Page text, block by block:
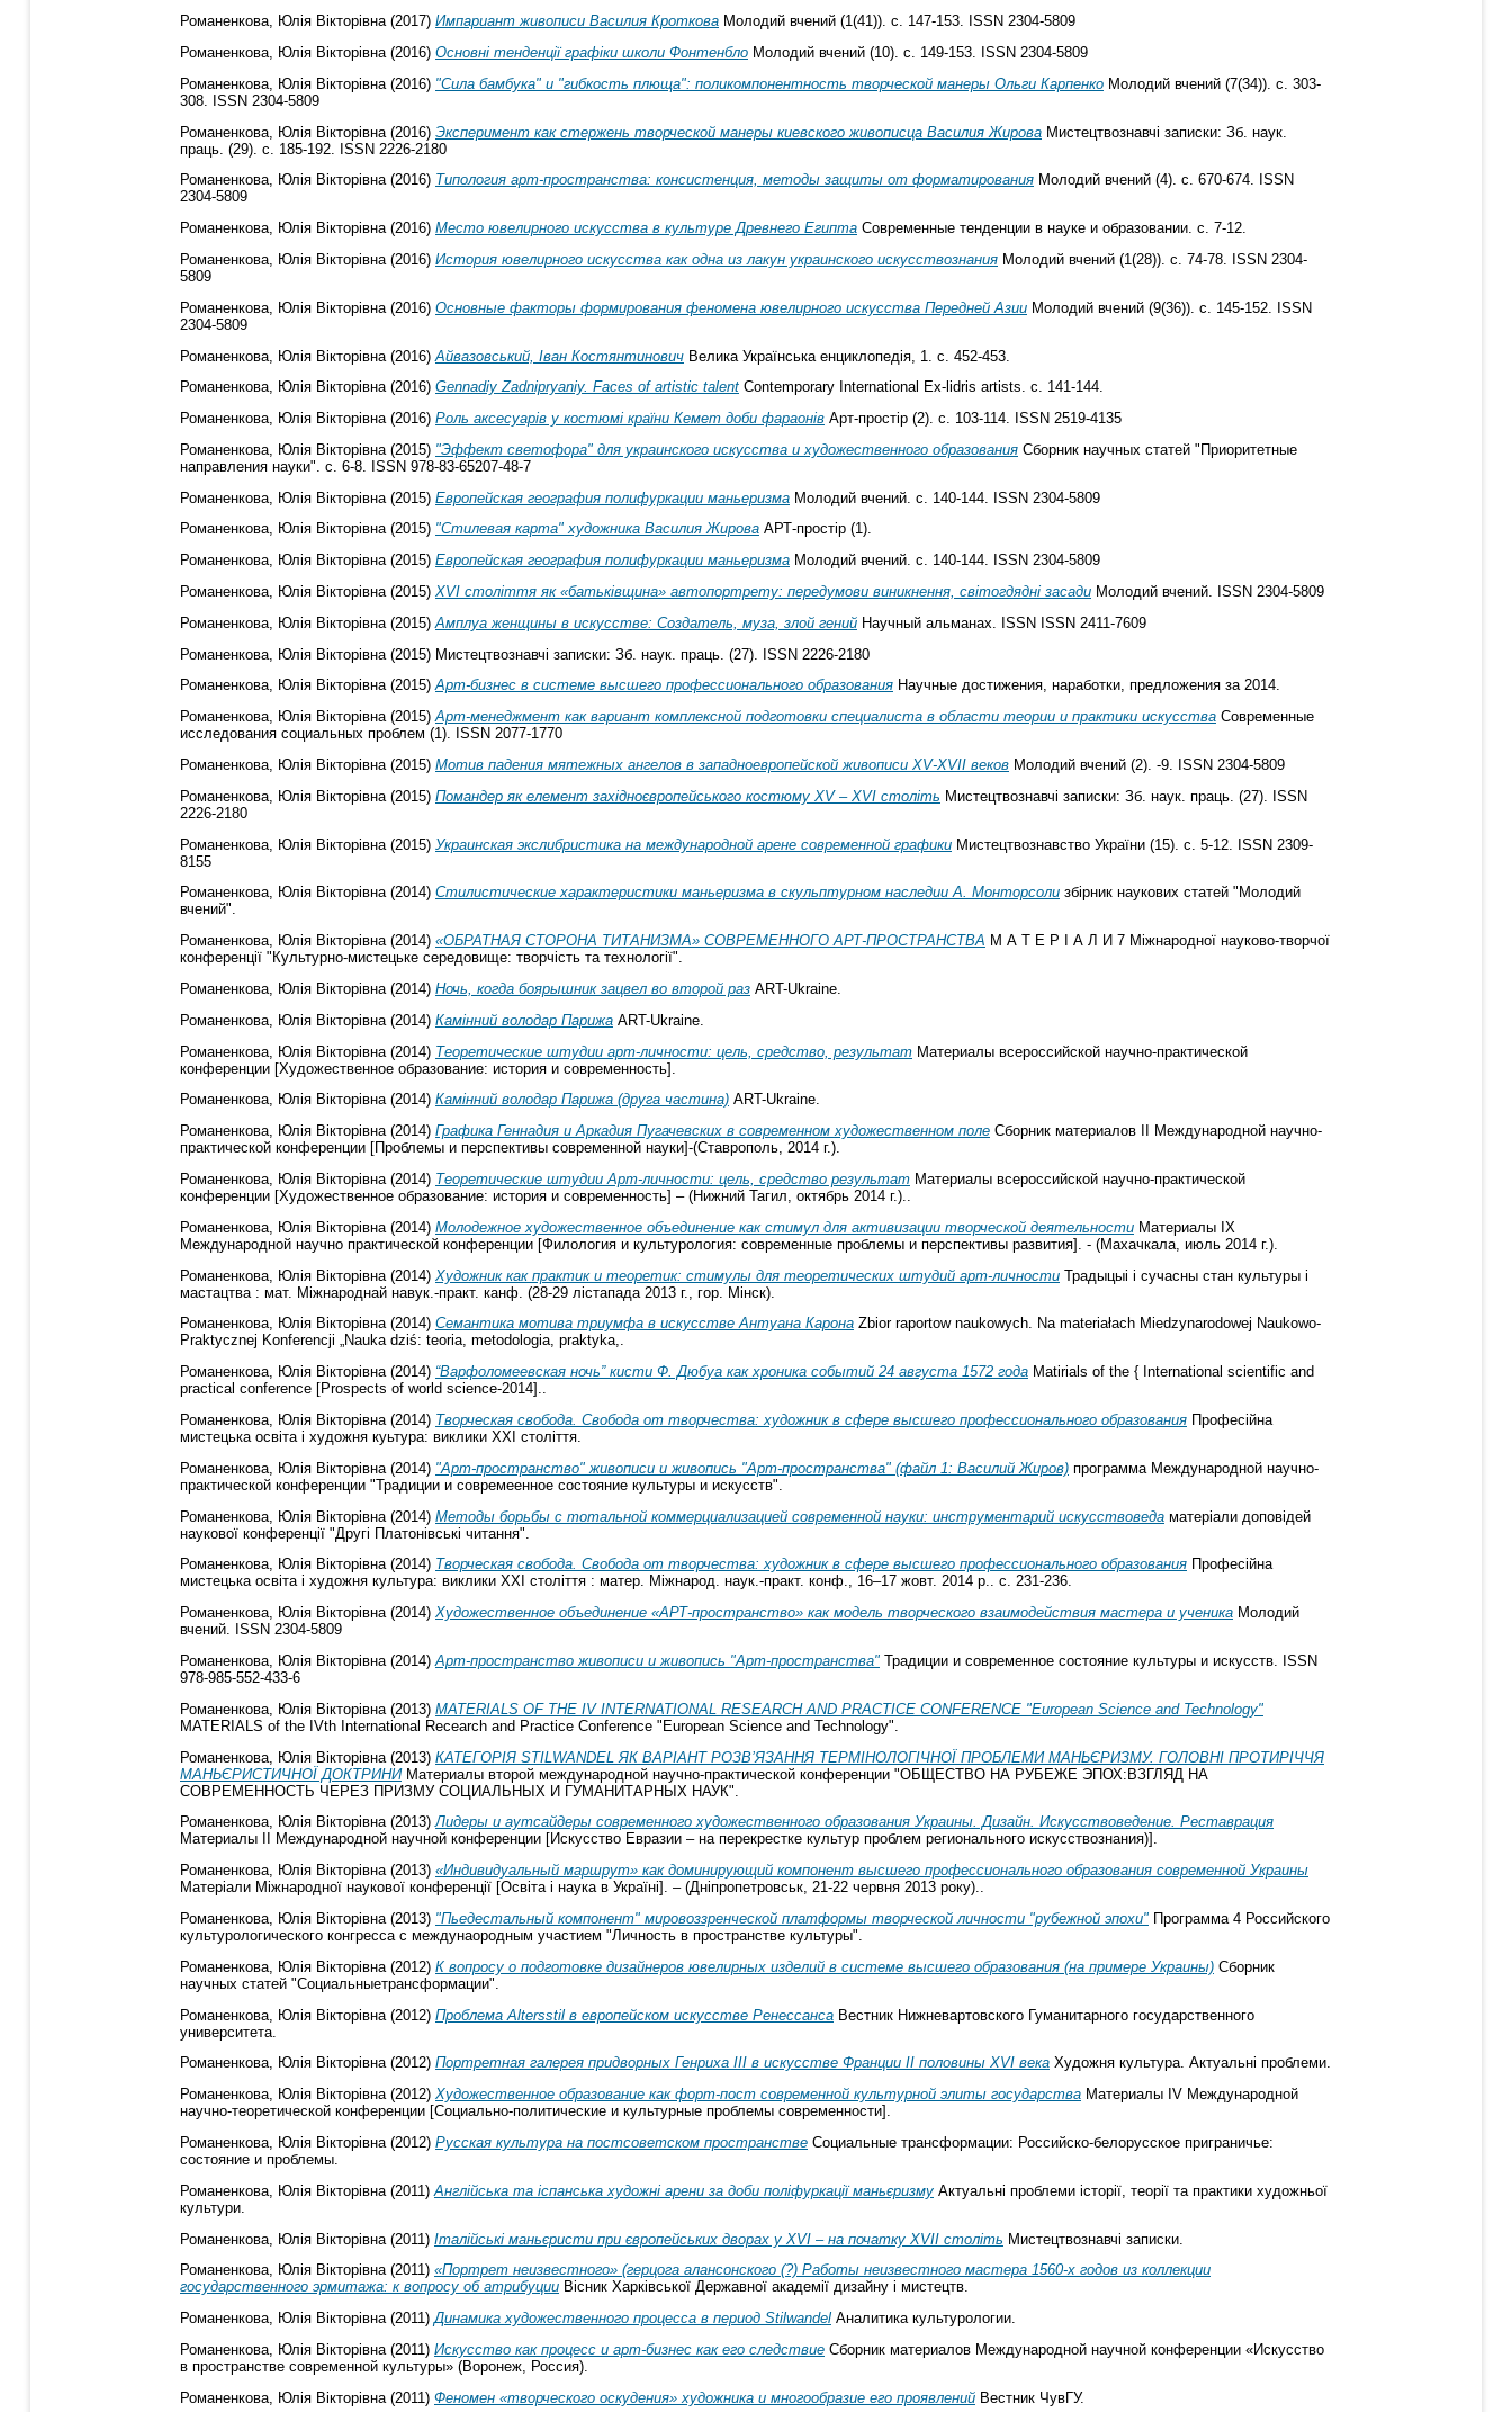
Романенкова, Юлія Вікторівна(2017) Импариант живописи Василия Кроткова Молодий вчений (1(41)). с. 147-153. ISSN 2304-5809
Романенкова, Юлія Вікторівна (2016) Основні тенденції графіки школи Фонтенбло Молодий вчений (10). с. 149-153. ISSN 2304-5809
Романенкова, Юлія Вікторівна (2016) "Сила бамбука" и "гибкость плюща": поликомпонентность творческой манеры Ольги Карпенко Молодий вчений (7(34)). с. 303-
308. ISSN 2304-5809
Романенкова, Юлія Вікторівна (2016) Эксперимент как стержень творческой манеры киевского живописца Василия Жирова Мистецтвознавчі записки: Зб. наук.
праць. (29). с. 185-192. ISSN 2226-2180
Романенкова, Юлія Вікторівна(2016) Типология арт-пространства: консистенция, методы защиты от форматирования Молодий вчений (4). с. 670-674. ISSN
2304-5809
Романенкова, Юлія Вікторівна(2016) Место ювелирного искусства в культуре Древнего Египта Современные тенденции в науке и образовании. с. 7-12.
Романенкова, Юлія Вікторівна (2016) История ювелирного искусства как одна из лакун украинского искусствознания Молодий вчений (1(28)). с. 74-78. ISSN 2304-
5809
Романенкова, Юлія Вікторівна (2016) Основные факторы формирования феномена ювелирного искусства Передней Азии Молодий вчений (9(36)). с. 145-152. ISSN
2304-5809
Романенкова, Юлія Вікторівна (2016) Айвазовський, Іван Костянтинович Велика Українська енциклопедія, 1. с. 452-453.
Романенкова, Юлія Вікторівна(2016) Gennadiy Zadnipryaniy. Faces of artistic talent Contemporary International Ex-lidris artists. с. 141-144.
Романенкова, Юлія Вікторівна(2016) Роль аксесуарів у костюмі країни Кемет доби фараонів Арт-простір (2). с. 103-114. ISSN 2519-4135
Романенкова, Юлія Вікторівна (2015) "Эффект светофора" для украинского искусства и художественного образования Сборник научных статей "Приоритетные
направления науки". с. 6-8. ISSN 978-83-65207-48-7
Романенкова, Юлія Вікторівна (2015) Европейская география полифуркации маньеризма Молодий вчений. с. 140-144. ISSN 2304-5809
Романенкова, Юлія Вікторівна(2015) "Стилевая карта" художника Василия Жирова АРТ-простір (1).
Романенкова, Юлія Вікторівна(2015) Европейская география полифуркации маньеризма Молодий вчений. с. 140-144. ISSN 2304-5809
Романенкова, Юлія Вікторівна(2015) XVI століття як «батьківщина» автопортрету: передумови виникнення, світогдядні засади Молодий вчений. ISSN 2304-5809
Романенкова, Юлія Вікторівна (2015) Амплуа женщины в искусстве: Создатель, муза, злой гений Научный альманах. ISSN ISSN 2411-7609
Романенкова, Юлія Вікторівна (2015) Мистецтвознавчі записки: Зб. наук. праць. (27). ISSN 2226-2180
Романенкова, Юлія Вікторівна(2015)Арт-бизнес в системе высшего профессионального образования Научные достижения, наработки, предложения за 2014.
Романенкова, Юлія Вікторівна(2015)Арт-менеджмент как вариант комплексной подготовки специалиста в области теории и практики искусства Современные
исследования социальных проблем (1). ISSN 2077-1770
Романенкова, Юлія Вікторівна(2015) Мотив падения мятежных ангелов в западноевропейской живописи XV-XVII веков Молодий вчений (2). -9. ISSN 2304-5809
Романенкова, Юлія Вікторівна (2015) Помандер як елемент західноєвропейського костюму XV – XVI століть Мистецтвознавчі записки: Зб. наук. праць. (27). ISSN
2226-2180
Романенкова, Юлія Вікторівна (2015) Украинская экслибристика на международной арене современной графики Мистецтвознавство України (15). с. 5-12. ISSN 2309-
8155
Романенкова, Юлія Вікторівна(2014) Стилистические характеристики маньеризма в скульптурном наследии А. Монторсоли збірник наукових статей "Молодий
вчений".
Романенкова, Юлія Вікторівна(2014) «ОБРАТНАЯ СТОРОНА ТИТАНИЗМА» СОВРЕМЕННОГО АРТ-ПРОСТРАНСТВА М А Т Е Р І А Л И 7 Міжнародної науково-творчої
конференції "Культурно-мистецьке середовище: творчість та технології".
Романенкова, Юлія Вікторівна(2014) Ночь, когда боярышник зацвел во второй раз АRT-Ukraine.
Романенкова, Юлія Вікторівна (2014) Камінний володар Парижа ART-Ukraine.
Романенкова, Юлія Вікторівна (2014) Теоретические штудии арт-личности: цель, средство, результат Материалы всероссийской научно-практической
конференции [Художественное образование: история и современность].
Романенкова, Юлія Вікторівна(2014) Камінний володар Парижа (друга частина) АRT-Ukraine.
Романенкова, Юлія Вікторівна(2014) Графика Геннадия и Аркадия Пугачевских в современном художественном поле Сборник материалов II Международной научно-
практической конференции [Проблемы и перспективы современной науки]-(Ставрополь, 2014 г.).
Романенкова, Юлія Вікторівна(2014) Теоретические штудии Арт-личности: цель, средство результат Материалы всероссийской научно-практической
конференции [Художественное образование: история и современность] – (Нижний Тагил, октябрь 2014 г.)..
Романенкова, Юлія Вікторівна (2014) Молодежное художественное объединение как стимул для активизации творческой деятельности Материалы ІХ
Международной научно практической конференции [Филология и культурология: современные проблемы и перспективы развития]. - (Махачкала, июль 2014 г.).
Романенкова, Юлія Вікторівна (2014) Художник как практик и теоретик: стимулы для теоретических штудий арт-личности Традыцыі і сучасны стан культуры і
мастацтва : мат. Міжнароднай навук.-практ. канф. (28-29 лістапада 2013 г., гор. Мінск).
Романенкова, Юлія Вікторівна(2014) Семантика мотива триумфа в искусстве Антуана Карона Zbior raportow naukowych. Na materiałach Miedzynarodowej Naukowo-
Praktycznej Konferencji „Nauka dziś: teoria, metodologia, praktyka,.
Романенкова, Юлія Вікторівна(2014) “Варфоломеевская ночь” кисти Ф. Дюбуа как хроника событий 24 августа 1572 года Matirials of the { International scientific and
practical conference [Prospects of world science-2014]..
Романенкова, Юлія Вікторівна(2014) Творческая свобода. Свобода от творчества: художник в сфере высшего профессионального образования Професійна
мистецька освіта і художня куьтура: виклики ХХІ століття.
Романенкова, Юлія Вікторівна (2014) "Арт-пространство" живописи и живопись "Арт-пространства" (файл 1: Василий Жиров) программа Международной научно-
практической конференции "Традиции и совремеенное состояние культуры и искусств".
Романенкова, Юлія Вікторівна (2014) Методы борьбы с тотальной коммерциализацией современной науки: инструментарий искусствоведа матеріали доповідей
наукової конференції "Другі Платонівські читання".
Романенкова, Юлія Вікторівна(2014) Творческая свобода. Свобода от творчества: художник в сфере высшего профессионального образования Професійна
мистецька освіта і художня культура: виклики ХХІ століття : матер. Міжнарод. наук.-практ. конф., 16–17 жовт. 2014 р.. с. 231-236.
Романенкова, Юлія Вікторівна(2014) Художественное объединение «АРТ-пространство» как модель творческого взаимодействия мастера и ученика Молодий
вчений. ISSN 2304-5809
Романенкова, Юлія Вікторівна(2014)Арт-пространство живописи и живопись "Арт-пространства" Традиции и современное состояние культуры и искусств. ISSN
978-985-552-433-6
Романенкова, Юлія Вікторівна (2013) MATERIALS OF THE IV INTERNATIONAL RESEARCH AND PRACTICE CONFERENCE "European Science and Technology"
MATERIALS of the IVth International Recearch and Practice Conference "European Science and Technology".
Романенкова, Юлія Вікторівна (2013) КАТЕГОРІЯ STILWANDEL ЯК ВАРІАНТ РОЗВ’ЯЗАННЯ ТЕРМІНОЛОГІЧНОЇ ПРОБЛЕМИ МАНЬЄРИЗМУ. ГОЛОВНІ ПРОТИРІЧЧЯ
МАНЬЄРИСТИЧНОЇ ДОКТРИНИМатериалы второй международной научно-практической конференции "ОБЩЕСТВО НА РУБЕЖЕ ЭПОХ:ВЗГЛЯД НА
СОВРЕМЕННОСТЬ ЧЕРЕЗ ПРИЗМУ СОЦИАЛЬНЫХ И ГУМАНИТАРНЫХ НАУК".
Романенкова, Юлія Вікторівна(2013)Лидеры и аутсайдеры современного художественного образования Украины. Дизайн. Искусствоведение. Реставрация
Материалы ІІ Международной научной конференции [Искусство Евразии – на перекрестке культур проблем регионального искусствознания)].
Романенкова, Юлія Вікторівна(2013) «Индивидуальный маршрут» как доминирующий компонент высшего профессионального образования современной Украины
Матеріали Міжнародної наукової конференції [Освіта і наука в Україні]. – (Дніпропетровськ, 21-22 червня 2013 року)..
Романенкова, Юлія Вікторівна (2013) "Пьедестальный компонент" мировоззренческой платформы творческой личности "рубежной эпохи" Программа 4 Российского
культурологического конгресса с междунаородным участием "Личность в пространстве культуры".
Романенкова, Юлія Вікторівна (2012) К вопросу о подготовке дизайнеров ювелирных изделий в системе высшего образования (на примере Украины) Сборник
научных статей "Социальныетрансформации".
Романенкова, Юлія Вікторівна (2012) Проблема Altersstil в европейском искусстве Ренессанса Вестник Нижневартовского Гуманитарного государственного
университета.
Романенкова, Юлія Вікторівна(2012) Портретная галерея придворных Генриха ІІІ в искусстве Франции ІІ половины XVI века Художня культура. Актуальні проблеми.
Романенкова, Юлія Вікторівна(2012) Художественное образование как форт-пост современной культурной элиты государства Материалы IV Международной
научно-теоретической конференции [Социально-политические и культурные проблемы современности].
Романенкова, Юлія Вікторівна (2012) Русская культура на постсоветском пространстве Социальные трансформации: Российско-белорусское приграничье:
состояние и проблемы.
Романенкова, Юлія Вікторівна (2011) Англійська та іспанська художні арени за доби поліфуркації маньєризму Актуальні проблеми історії, теорії та практики художньої
культури.
Романенкова, Юлія Вікторівна (2011) Італійські маньєристи при європейських дворах у XVI – на початку XVII століть Мистецтвознавчі записки.
Романенкова, Юлія Вікторівна(2011) «Портрет неизвестного» (герцога алансонского (?) Работы неизвестного мастера 1560-х годов из коллекции
государственного эрмитажа: к вопросу об атрибуции Вісник Харківської Державної академії дизайну і мистецтв.
Романенкова, Юлія Вікторівна(2011)Динамика художественного процесса в период Stilwandel Аналитика культурологии.
Романенкова, Юлія Вікторівна (2011) Искусство как процесс и арт-бизнес как его следствие Сборник материалов Международной научной конференции «Искусство
в пространстве современной культуры» (Воронеж, Россия).
Романенкова, Юлія Вікторівна (2011) Феномен «творческого оскудения» художника и многообразие его проявлений Вестник ЧувГУ.